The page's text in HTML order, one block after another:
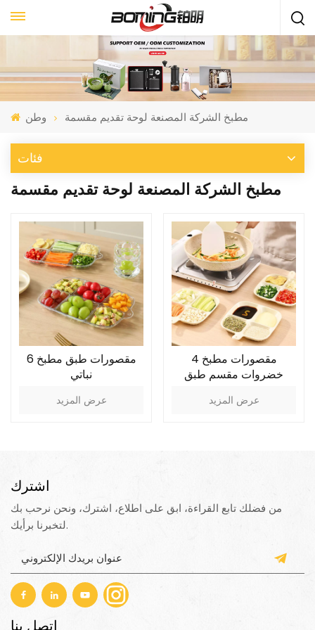
وطن مطبخ الشركة المصنعة لوحة تقديم مقسمة
فئات
مطبخ الشركة المصنعة لوحة تقديم مقسمة
6 مقصورات طبق مطبخ
نباتي
عرض المزيد
4 مقصورات مطبخ
خضروات مقسم طبق
عرض المزيد
اشترك
من فضلك تابع القراءة، ابق على اطلاع، اشترك، ونحن نرحب بك
لتخبرنا برأيك.
اتصل بنا